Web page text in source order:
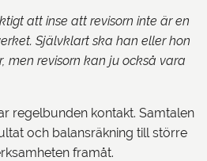
att inse att revisorn inte är en
Självklart ska han eller hon
men revisorn kan ju också vara
regelbunden kontakt. Samtalen
och balansräkning till större
framåt.